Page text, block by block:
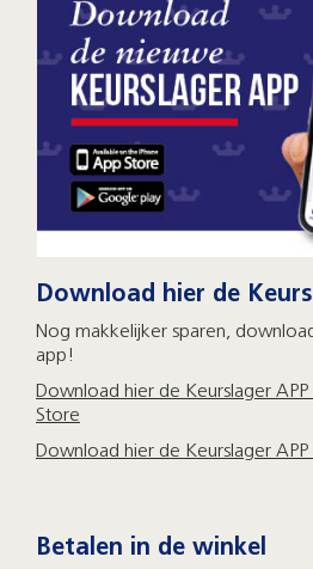
Download hier de
Nog makkelijker sparen,
app!
Download hier de Keurslager
Store
Download hier de Keurslager APP
Betalen in de winkel